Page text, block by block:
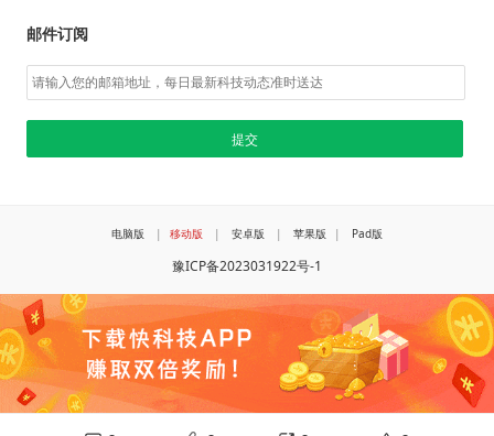
邮件订阅
电脑版 | 移动版 | 安卓版 | 苹果版 | Pad版
豫ICP备2023031922号-1